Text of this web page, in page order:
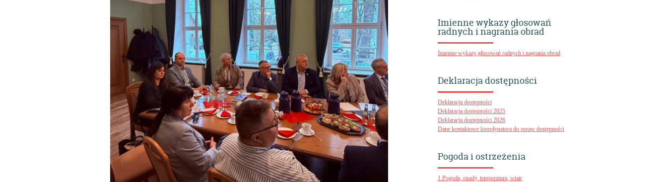
Imienne wykazy głosowań
radnych i nagrania obrad
Imienne wykazy głosowań radnych i nagrania obrad
Deklaracja dostępności
Deklaracja dostępności
Deklaracja dostępności 2025
Deklaracja dostępności 2026
Dane kontaktowe koordynatora do spraw dostępności
Pogoda i ostrzeżenia
1.Pogoda, opady, temperatura, wiatr